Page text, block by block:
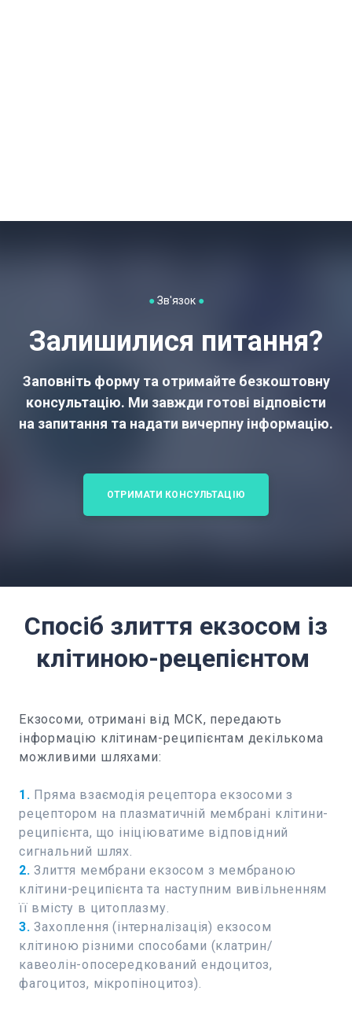
● Зв'язок ●
Залишилися питання?
Заповніть форму та отримайте безкоштовну
консультацію. Ми завжди готові відповісти
на запитання та надати вичерпну інформацію.
ОТРИМАТИ КОНСУЛЬТАЦІЮ
Спосіб злиття екзосом із
клітиною-рецепієнтом
Екзосоми, отримані від МСК, передають
інформацію клітинам-реципієнтам декількома
можливими шляхами:
1. Пряма взаємодія рецептора екзосоми з
рецептором на плазматичній мембрані клітини-
реципієнта, що ініціюватиме відповідний
сигнальний шлях.
2. Злиття мембрани екзосом з мембраною
клітини-реципієнта та наступним вивільненням
її вмісту в цитоплазму.
3. Захоплення (інтерналізація) екзосом
клітиною різними способами (клатрин/
кавеолін-опосередкований ендоцитоз,
фагоцитоз, мікропіноцитоз).